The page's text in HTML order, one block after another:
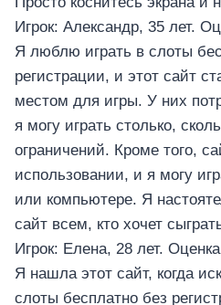
Игрок: Александр, 35 лет.
Я люблю играть в слоты
регистрации, и этот сайт
местом для игры. У них
я могу играть столько,
ограничений. Кроме того,
использовании, и я могу
или компьютере. Я
сайт всем, кто хочет
Игрок: Елена, 28 лет.
Я нашла этот сайт, когда
слоты бесплатно без